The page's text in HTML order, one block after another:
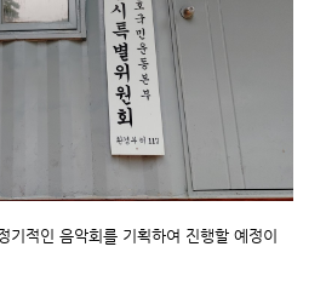
기적인 음악회를 기획하여 진행할 예정이